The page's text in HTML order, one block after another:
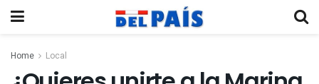
Home Local